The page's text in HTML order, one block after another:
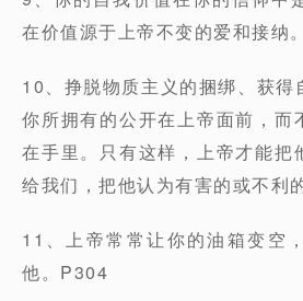
在价值源于上帝不变的爱和接纳
10、挣脱物质主义的捆绑、获得
你所拥有的公开在上帝面前，而
在手里。只有这样，上帝才能把
给我们，把他认为有害的或不利
11、上帝常常让你的油箱变空
他。P304